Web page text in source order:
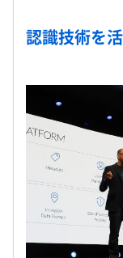
認識技術を